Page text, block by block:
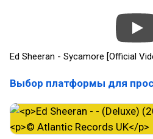
Ed Sheeran - Sycamore [Official
Выбор платформы для